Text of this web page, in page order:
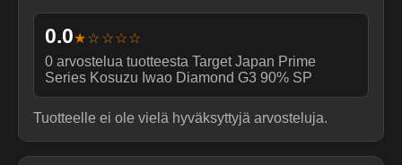
0.0★☆☆☆☆
0 arvostelua tuotteesta Target Japan Prime
Series Kosuzu Iwao Diamond G3 90% SP
Tuotteelle ei ole vielä hyväksyttyjä arvosteluja.